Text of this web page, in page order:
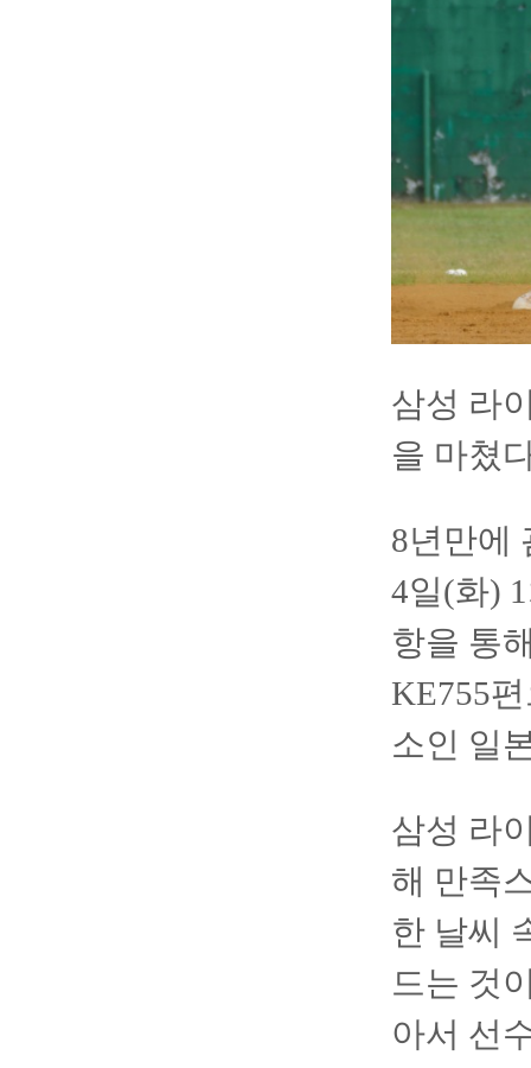
삼성 라
을 마쳤
8년만에
4일(화)
항을 통
KE755
소인 일
삼성 라
해 만족
한 날씨
드는 것
아서 선